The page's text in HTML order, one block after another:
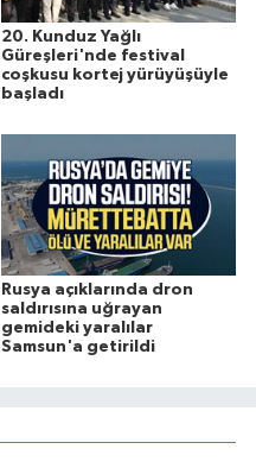
20. Kunduz Yağlı
Güreşleri'nde festival
coşkusu kortej yürüyüşüyle
başladı
Rusya açıklarında dron
saldırısına uğrayan
gemideki yaralılar
Samsun'a getirildi